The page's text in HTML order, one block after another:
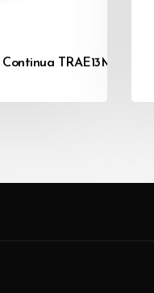
TRAE13M